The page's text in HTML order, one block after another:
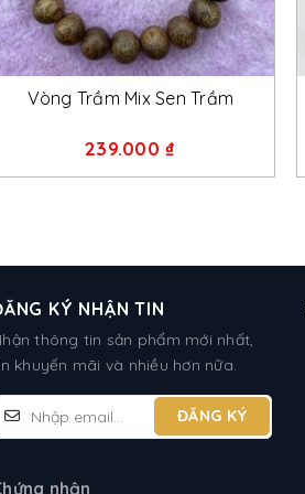
+
Vòng Trầm Mix Sen Trầm
239.000₫
KÝ NHẬN TIN
thông tin sản phẩm mới nhất,
khuyến mãi và nhiều hơn nữa.
nhận